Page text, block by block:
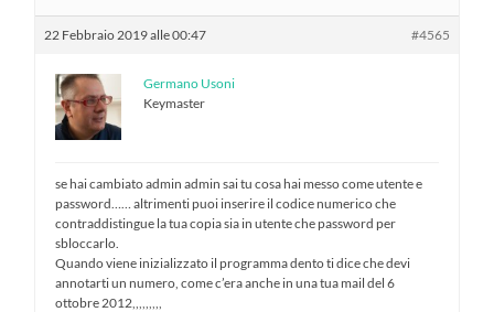
22 Febbraio 2019 alle 00:47 #4565
Germano Usoni
Keymaster
se hai cambiato admin admin sai tu cosa hai messo come utente e
password…… altrimenti puoi inserire il codice numerico che
contraddistingue la tua copia sia in utente che password per
sbloccarlo.
Quando viene inizializzato il programma dento ti dice che devi
annotarti un numero, come c’era anche in una tua mail del 6
ottobre 2012,,,,,,,,,